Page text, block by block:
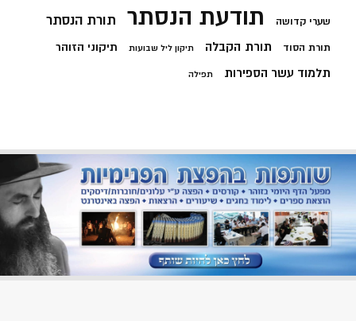
שערי קדושה תודעת הנסתר תורת הנסתר
תורת הסוד תורת הקבלה תיקון ליל שבועות תיקוני הזוהר
תלמוד עשר הספירות תפילה